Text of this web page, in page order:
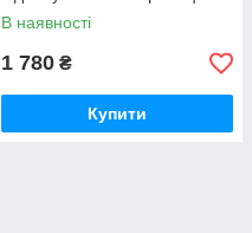
В наявності
1 780 ₴
Купити